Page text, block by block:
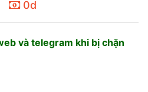
0d
và telegram khi bị chặn